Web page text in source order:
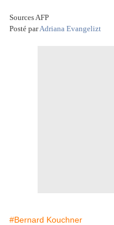
Sources AFP
Posté parAdriana Evangelizt
#Bernard Kouchner